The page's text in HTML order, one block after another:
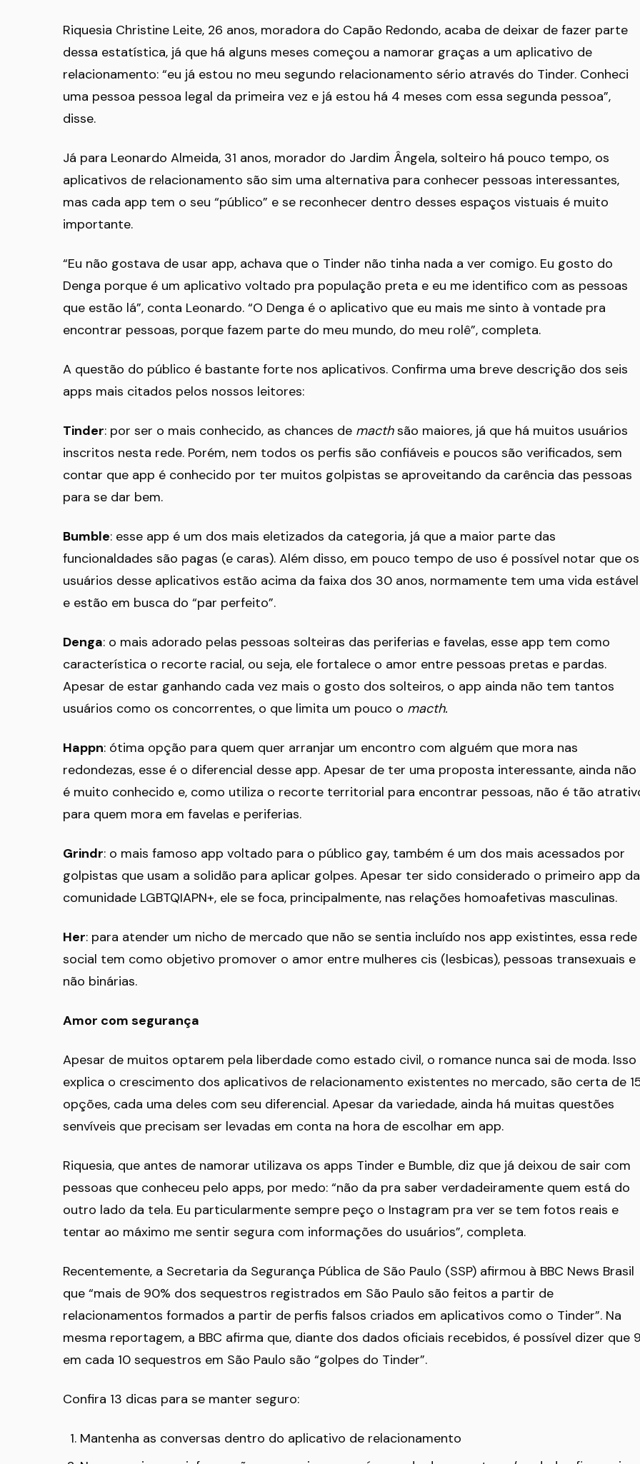
Riquesia Christine Leite, 26 anos, moradora do Capão Redondo, acaba de deixar de fazer parte
dessa estatística, já que há alguns meses começou a namorar graças a um aplicativo de
relacionamento: “eu já estou no meu segundo relacionamento sério através do Tinder. Conheci
uma pessoa pessoa legal da primeira vez e já estou há 4 meses com essa segunda pessoa”,
disse.
Já para Leonardo Almeida, 31 anos, morador do Jardim Ângela, solteiro há pouco tempo, os
aplicativos de relacionamento são sim uma alternativa para conhecer pessoas interessantes,
mas cada app tem o seu “público” e se reconhecer dentro desses espaços vistuais é muito
importante.
“Eu não gostava de usar app, achava que o Tinder não tinha nada a ver comigo. Eu gosto do
Denga porque é um aplicativo voltado pra população preta e eu me identifico com as pessoas
que estão lá”, conta Leonardo. “O Denga é o aplicativo que eu mais me sinto à vontade pra
encontrar pessoas, porque fazem parte do meu mundo, do meu rolê”, completa.
A questão do público é bastante forte nos aplicativos. Confirma uma breve descrição dos seis
apps mais citados pelos nossos leitores:
Tinder: por ser o mais conhecido, as chances de macthsão maiores, já que há muitos usuários
inscritos nesta rede. Porém, nem todos os perfis são confiáveis e poucos são verificados, sem
contar que app é conhecido por ter muitos golpistas se aproveitando da carência das pessoas
para se dar bem.
Bumble: esse app é um dos mais eletizados da categoria, já que a maior parte das
funcionaldades são pagas (e caras). Além disso, em pouco tempo de uso é possível notar que os
usuários desse aplicativos estão acima da faixa dos 30 anos, normamente tem uma vida estável
e estão em busca do “par perfeito”.
Denga: o mais adorado pelas pessoas solteiras das periferias e favelas, esse app tem como
característica o recorte racial, ou seja, ele fortalece o amor entre pessoas pretas e pardas.
Apesar de estar ganhando cada vez mais o gosto dos solteiros, o app ainda não tem tantos
usuários como os concorrentes, o que limita um pouco o macth.
Happn: ótima opção para quem quer arranjar um encontro com alguém que mora nas
redondezas, esse é o diferencial desse app. Apesar de ter uma proposta interessante, ainda não
é muito conhecido e, como utiliza o recorte territorial para encontrar pessoas, não é tão
para quem mora em favelas e periferias.
Grindr: o mais famoso app voltado para o público gay, também é um dos mais acessados por
golpistas que usam a solidão para aplicar golpes. Apesar ter sido considerado o primeiro app da
comunidade LGBTQIAPN+, ele se foca, principalmente, nas relações homoafetivas masculinas.
Her: para atender um nicho de mercado que não se sentia incluído nos app existintes, essa rede
social tem como objetivo promover o amor entre mulheres cis (lesbicas), pessoas transexuais e
não binárias.
Amor com segurança
Apesar de muitos optarem pela liberdade como estado civil, o romance nunca sai de moda. Isso
explica o crescimento dos aplicativos de relacionamento existentes no mercado, são certa de
opções, cada uma deles com seu diferencial. Apesar da variedade, ainda há muitas questões
senvíveis que precisam ser levadas em conta na hora de escolhar em app.
Riquesia, que antes de namorar utilizava os apps Tinder e Bumble, diz que já deixou de sair com
pessoas que conheceu pelo apps, por medo: “não da pra saber verdadeiramente quem está do
outro lado da tela. Eu particularmente sempre peço o Instagram pra ver se tem fotos reais e
tentar ao máximo me sentir segura com informações do usuários”, completa.
Recentemente, a Secretaria da Segurança Pública de São Paulo (SSP) afirmou à BBC News Brasil
que “mais de 90% dos sequestros registrados em São Paulo são feitos a partir de
relacionamentos formados a partir de perfis falsos criados em aplicativos como o Tinder”. Na
mesma reportagem, a BBC afirma que, diante dos dados oficiais recebidos, é possível dizer que
em cada 10 sequestros em São Paulo são “golpes do Tinder”.
Confira 13 dicas para se manter seguro:
Mantenha as conversas dentro do aplicativo de relacionamento